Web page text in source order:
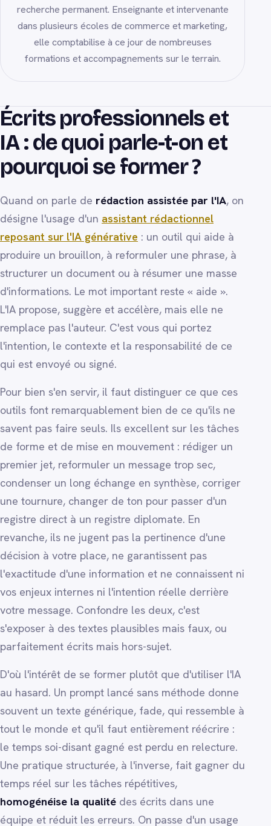
recherche permanent. Enseignante et intervenante
dans plusieurs écoles de commerce et marketing,
elle comptabilise à ce jour de nombreuses
formations et accompagnements sur le terrain.
Écrits professionnels et
IA : de quoi parle-t-on et
pourquoi se former ?
Quand on parle de rédaction assistée par l'IA, on
désigne l'usage d'un assistant rédactionnel
reposant sur l'IA générative : un outil qui aide à
produire un brouillon, à reformuler une phrase, à
structurer un document ou à résumer une masse
d'informations. Le mot important reste « aide ».
L'IA propose, suggère et accélère, mais elle ne
remplace pas l'auteur. C'est vous qui portez
l'intention, le contexte et la responsabilité de ce
qui est envoyé ou signé.
Pour bien s'en servir, il faut distinguer ce que ces
outils font remarquablement bien de ce qu'ils ne
savent pas faire seuls. Ils excellent sur les tâches
de forme et de mise en mouvement : rédiger un
premier jet, reformuler un message trop sec,
condenser un long échange en synthèse, corriger
une tournure, changer de ton pour passer d'un
registre direct à un registre diplomate. En
revanche, ils ne jugent pas la pertinence d'une
décision à votre place, ne garantissent pas
l'exactitude d'une information et ne connaissent ni
vos enjeux internes ni l'intention réelle derrière
votre message. Confondre les deux, c'est
s'exposer à des textes plausibles mais faux, ou
parfaitement écrits mais hors-sujet.
D'où l'intérêt de se former plutôt que d'utiliser l'IA
au hasard. Un prompt lancé sans méthode donne
souvent un texte générique, fade, qui ressemble à
tout le monde et qu'il faut entièrement réécrire :
le temps soi-disant gagné est perdu en relecture.
Une pratique structurée, à l'inverse, fait gagner du
temps réel sur les tâches répétitives,
homogénéise la qualité des écrits dans une
équipe et réduit les erreurs. On passe d'un usage